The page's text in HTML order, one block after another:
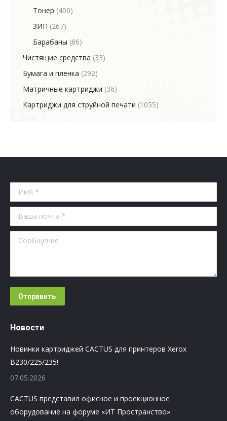
Тонер (400)
ЗИП (267)
Барабаны (86)
Чистящие средства (33)
Бумага и пленка (292)
Матричные картриджи (36)
Картриджи для струйной печати (1055)
Имя *
Ваша почта *
Сообщение
Отправить
Новости
Новинки картриджей CACTUS для принтеров Xerox
B230/225/235!
07.05.2026
CACTUS представил офисное и проекционное
оборудование на форуме «ИТ Пространство»